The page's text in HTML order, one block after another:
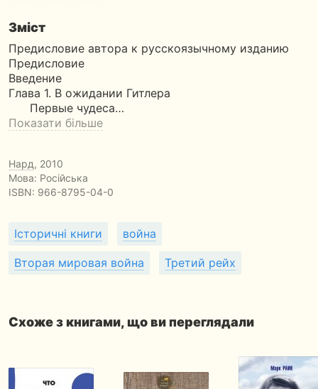
Зміст
Предисловие автора к русскоязычному изданию
Предисловие
Введение
Глава 1. В ожидании Гитлера
Первые чудеса…
Показати більше
Нард, 2010
Мова: Російська
ISBN: 966-8795-04-0
Історичні книги война
Вторая мировая война Третий рейх
Схоже з книгами, що ви переглядали